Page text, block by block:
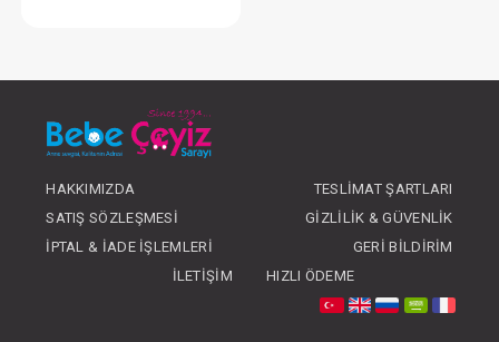
OLUNUZ
HAKKIMIZDA
TESLIMAT ŞARTLARI
SATIŞ SÖZLEŞMESI
GIZLILIK & GÜVENLIK
İPTAL & İADE İŞLEMLERI
GERI BILDIRIM
İLETIŞIM
HIZLI ÖDEME